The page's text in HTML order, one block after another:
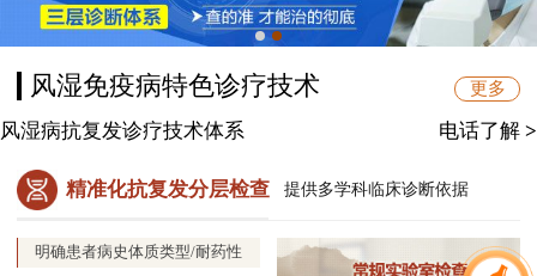
风湿免疫病特色诊疗技术 更多
风湿病抗复发诊疗技术体系 电话了解 >
精准化抗复发分层检查 提供多学科临床诊断依据
明确患者病史体质类型/耐药性